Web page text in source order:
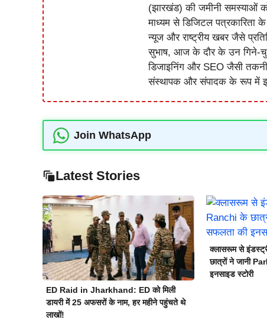
(झारखंड) की जमीनी
माध्यम से डिजिटल पत्रकारिता
न्यूज और राष्ट्रीय खबर जैसे
सुभाष, आज के दौर के उन गिने-
डिजाइनिंग और SEO जैसी
संस्थापक और संपादक के रूप में
Join WhatsApp
Latest Stories
ED Raid in Jharkhand: ED को मिली
डायरी में 25 अफसरों के नाम, हर महीने पहुंचते थे
लाखों!
क्लासरूम से
छात्रों ने जानी
इनसाइड स्टोरी